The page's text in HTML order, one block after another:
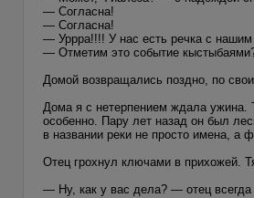
— Согласна!
— Согласна!
— Уррра!!!! У нас есть речка с
— Отметим это событие
Домой возвращались поздно, по
Дома я с нетерпением ждала ужина.
особенно. Пару лет назад он был
в названии реки не просто имена, а
Отец грохнул ключами в прихожей.
— Ну, как у вас дела? — отец